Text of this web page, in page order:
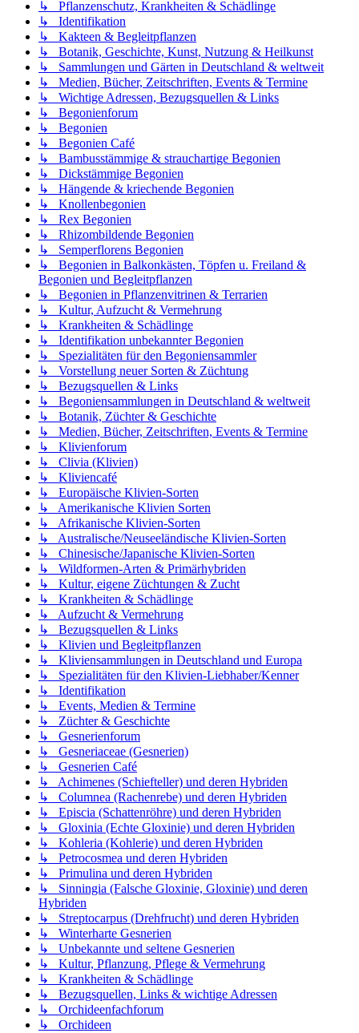
↳ Pflanzenschutz, Krankheiten & Schädlinge
↳ Identifikation
↳ Kakteen & Begleitpflanzen
↳ Botanik, Geschichte, Kunst, Nutzung & Heilkunst
↳ Sammlungen und Gärten in Deutschland & weltweit
↳ Medien, Bücher, Zeitschriften, Events & Termine
↳ Wichtige Adressen, Bezugsquellen & Links
↳ Begonienforum
↳ Begonien
↳ Begonien Café
↳ Bambusstämmige & strauchartige Begonien
↳ Dickstämmige Begonien
↳ Hängende & kriechende Begonien
↳ Knollenbegonien
↳ Rex Begonien
↳ Rhizombildende Begonien
↳ Semperflorens Begonien
↳ Begonien in Balkonkästen, Töpfen u. Freiland &
Begonien und Begleitpflanzen
↳ Begonien in Pflanzenvitrinen & Terrarien
↳ Kultur, Aufzucht & Vermehrung
↳ Krankheiten & Schädlinge
↳ Identifikation unbekannter Begonien
↳ Spezialitäten für den Begoniensammler
↳ Vorstellung neuer Sorten & Züchtung
↳ Bezugsquellen & Links
↳ Begoniensammlungen in Deutschland & weltweit
↳ Botanik, Züchter & Geschichte
↳ Medien, Bücher, Zeitschriften, Events & Termine
↳ Klivienforum
↳ Clivia (Klivien)
↳ Kliviencafé
↳ Europäische Klivien-Sorten
↳ Amerikanische Klivien Sorten
↳ Afrikanische Klivien-Sorten
↳ Australische/Neuseeländische Klivien-Sorten
↳ Chinesische/Japanische Klivien-Sorten
↳ Wildformen-Arten & Primärhybriden
↳ Kultur, eigene Züchtungen & Zucht
↳ Krankheiten & Schädlinge
↳ Aufzucht & Vermehrung
↳ Bezugsquellen & Links
↳ Klivien und Begleitpflanzen
↳ Kliviensammlungen in Deutschland und Europa
↳ Spezialitäten für den Klivien-Liebhaber/Kenner
↳ Identifikation
↳ Events, Medien & Termine
↳ Züchter & Geschichte
↳ Gesnerienforum
↳ Gesneriaceae (Gesnerien)
↳ Gesnerien Café
↳ Achimenes (Schiefteller) und deren Hybriden
↳ Columnea (Rachenrebe) und deren Hybriden
↳ Episcia (Schattenröhre) und deren Hybriden
↳ Gloxinia (Echte Gloxinie) und deren Hybriden
↳ Kohleria (Kohlerie) und deren Hybriden
↳ Petrocosmea und deren Hybriden
↳ Primulina und deren Hybriden
↳ Sinningia (Falsche Gloxinie, Gloxinie) und deren
Hybriden
↳ Streptocarpus (Drehfrucht) und deren Hybriden
↳ Winterharte Gesnerien
↳ Unbekannte und seltene Gesnerien
↳ Kultur, Pflanzung, Pflege & Vermehrung
↳ Krankheiten & Schädlinge
↳ Bezugsquellen, Links & wichtige Adressen
↳ Orchideenfachforum
↳ Orchideen